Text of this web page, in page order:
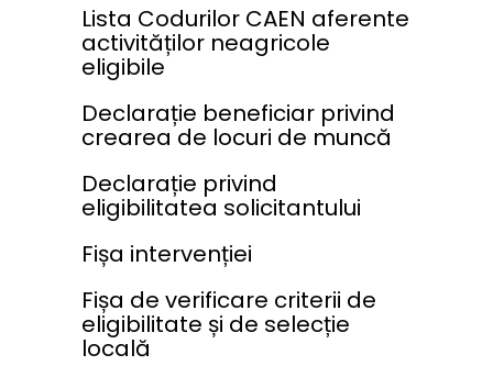
Lista Codurilor CAEN aferente
activităților neagricole
eligibile
Declarație beneficiar privind
crearea de locuri de muncă
Declarație privind
eligibilitatea solicitantului
Fișa intervenției
Fișa de verificare criterii de
eligibilitate și de selecție
locală